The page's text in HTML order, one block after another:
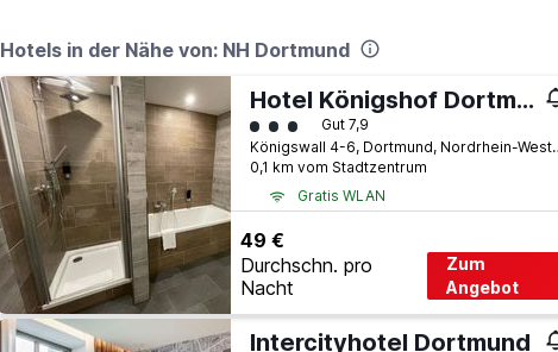
Hotels in der Nähe von: NH Dortmund
Hotel Königshof Dortmund
Bewertungskategorie 3
Gut 7,9
Königswall 4-6,
0,1 km vom Stadtzentrum
Gratis WLAN
49 €
Durchschn. pro
Nacht
Zum
Angebot
Intercityhotel Dortmund